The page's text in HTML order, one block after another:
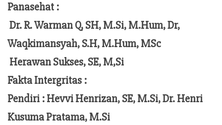
Panasehat :
Dr. R. Warman Q, SH, M.Si, M.Hum,Dr,
Waqkimansyah, S.H, M.Hum, MSc
Herawan Sukses, SE, M,Si
Fakta Intergritas :
Pendiri :Hevvi Henrizan, SE, M.Si, Dr. Henri
Kusuma Pratama, M.Si